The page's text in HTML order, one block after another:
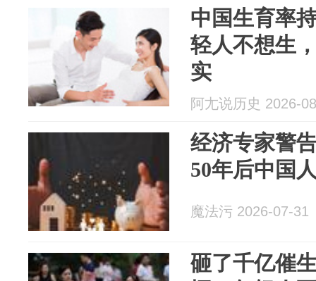
中国生育率
轻人不想生
实
阿尢说历史 2026-
经济专家警
50年后中国
魔法污 2026-07-31
砸了千亿催